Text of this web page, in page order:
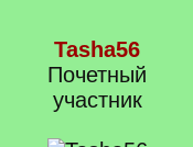
Tasha56
Почетный
учаcтник